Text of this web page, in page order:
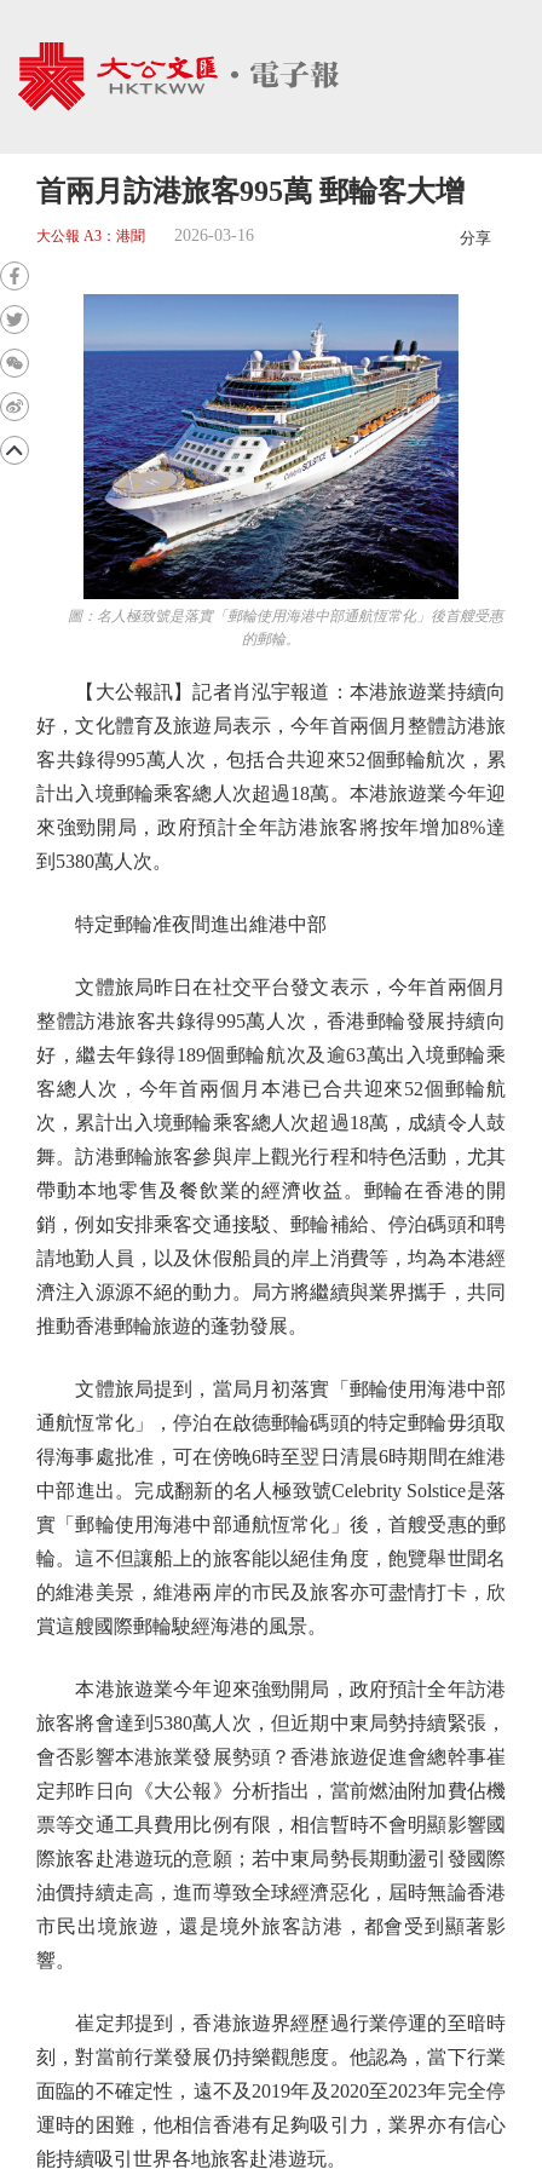
首兩月訪港旅客995萬 郵輪客大增
大公報 A3：港聞 2026-03-16 分享
圖：名人極致號是落實「郵輪使用海港中部通航恆常化」後首艘受惠
的郵輪。
【大公報訊】記者肖泓宇報道：本港旅遊業持續向
好，文化體育及旅遊局表示，今年首兩個月整體訪港旅
客共錄得995萬人次，包括合共迎來52個郵輪航次，累
計出入境郵輪乘客總人次超過18萬。本港旅遊業今年迎
來強勁開局，政府預計全年訪港旅客將按年增加8%達
到5380萬人次。
特定郵輪准夜間進出維港中部
文體旅局昨日在社交平台發文表示，今年首兩個月
整體訪港旅客共錄得995萬人次，香港郵輪發展持續向
好，繼去年錄得189個郵輪航次及逾63萬出入境郵輪乘
客總人次，今年首兩個月本港已合共迎來52個郵輪航
次，累計出入境郵輪乘客總人次超過18萬，成績令人鼓
舞。訪港郵輪旅客參與岸上觀光行程和特色活動，尤其
帶動本地零售及餐飲業的經濟收益。郵輪在香港的開
銷，例如安排乘客交通接駁、郵輪補給、停泊碼頭和聘
請地勤人員，以及休假船員的岸上消費等，均為本港經
濟注入源源不絕的動力。局方將繼續與業界攜手，共同
推動香港郵輪旅遊的蓬勃發展。
文體旅局提到，當局月初落實「郵輪使用海港中部
通航恆常化」，停泊在啟德郵輪碼頭的特定郵輪毋須取
得海事處批准，可在傍晚6時至翌日清晨6時期間在維港
中部進出。完成翻新的名人極致號Celebrity Solstice是落
實「郵輪使用海港中部通航恆常化」後，首艘受惠的郵
輪。這不但讓船上的旅客能以絕佳角度，飽覽舉世聞名
的維港美景，維港兩岸的市民及旅客亦可盡情打卡，欣
賞這艘國際郵輪駛經海港的風景。
本港旅遊業今年迎來強勁開局，政府預計全年訪港
旅客將會達到5380萬人次，但近期中東局勢持續緊張，
會否影響本港旅業發展勢頭？香港旅遊促進會總幹事崔
定邦昨日向《大公報》分析指出，當前燃油附加費佔機
票等交通工具費用比例有限，相信暫時不會明顯影響國
際旅客赴港遊玩的意願；若中東局勢長期動盪引發國際
油價持續走高，進而導致全球經濟惡化，屆時無論香港
市民出境旅遊，還是境外旅客訪港，都會受到顯著影
響。
崔定邦提到，香港旅遊界經歷過行業停運的至暗時
刻，對當前行業發展仍持樂觀態度。他認為，當下行業
面臨的不確定性，遠不及2019年及2020至2023年完全停
運時的困難，他相信香港有足夠吸引力，業界亦有信心
能持續吸引世界各地旅客赴港遊玩。